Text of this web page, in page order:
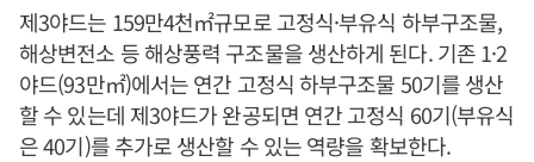
제3야드는 159만4천㎡규모로 고정식·부유식 하부구조물,
해상변전소 등 해상풍력 구조물을 생산하게 된다. 기존 1·2
야드(93만㎡)에서는 연간 고정식 하부구조물 50기를 생산
할 수 있는데 제3야드가 완공되면 연간 고정식 60기(부유식
은 40기)를 추가로 생산할 수 있는 역량을 확보한다.